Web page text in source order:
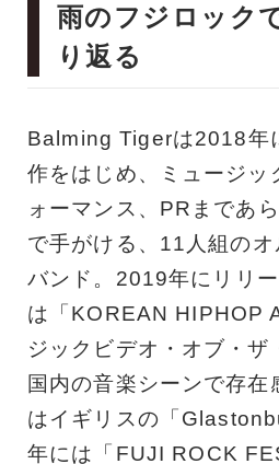
雨のフジロック
り返る
Balming Tigerは2018年
作をはじめ、ミュージッ
ォーマンス、PRまであ
で手がける、11人組の
バンド。2019年にリリ
は「KOREAN HIPHOP
ジックビデオ・オブ・ザ
国内の音楽シーンで存
はイギリスの「
年には「FUJI ROCK